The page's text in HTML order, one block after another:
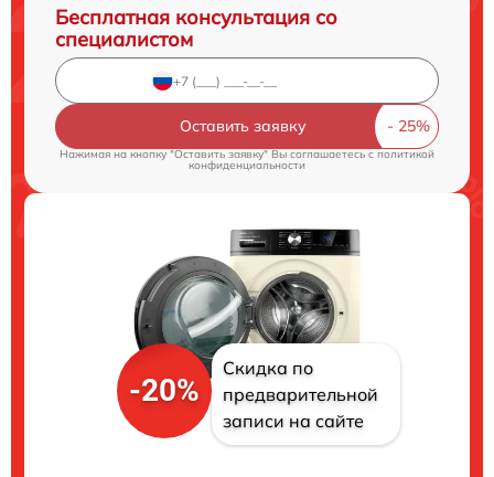
Бесплатная консультация со
специалистом
Оставить заявку
Нажимая на кнопку "Оставить заявку" Вы соглашаетесь c политикой
конфиденциальности
-20%
Скидка по
предварительной
записи на сайте